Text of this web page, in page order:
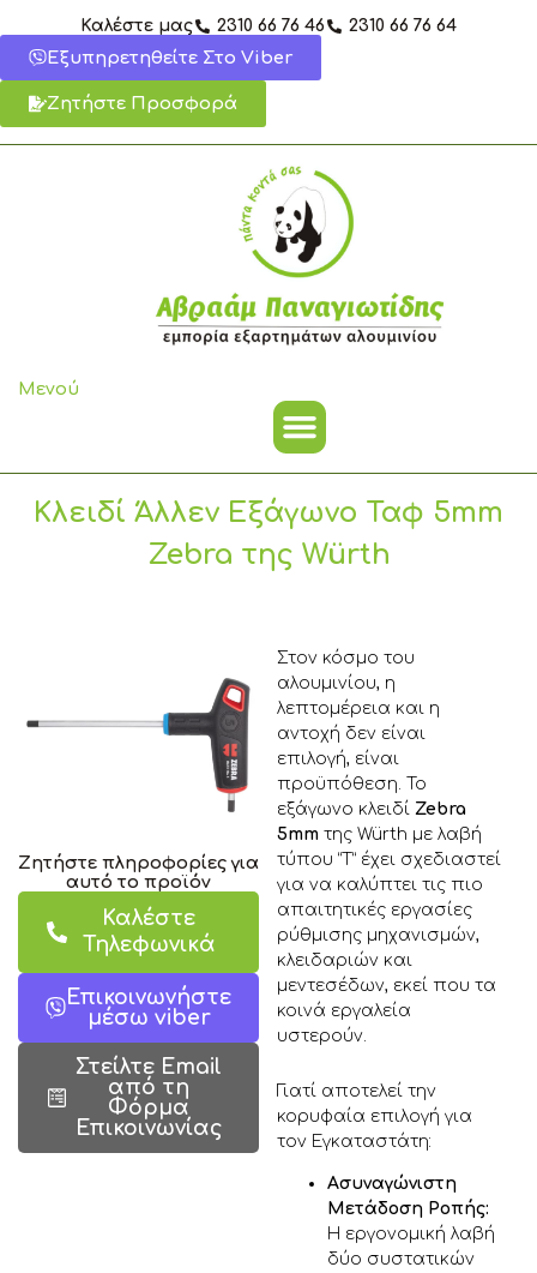
στο
περιεχόμενο
Καλέστε μας 2310 66 76 46 2310 66 76 64
Εξυπηρετηθείτε Στο Viber
Ζητήστε Προσφορά
Μενού
Κλειδί Άλλεν Εξάγωνο Ταφ 5mm
Zebra της Würth
Ζητήστε πληροφορίες για
αυτό το προϊόν
Καλέστε
Τηλεφωνικά
Επικοινωνήστε
μέσω viber
Στείλτε Email
από τη
Φόρμα
Επικοινωνίας
Στον κόσμο του
αλουμινίου, η
λεπτομέρεια και η
αντοχή δεν είναι
επιλογή, είναι
προϋπόθεση. Το
εξάγωνο κλειδίZebra
5mm της Würth με λαβή
τύπου “T” έχει σχεδιαστεί
για να καλύπτει τις πιο
απαιτητικές εργασίες
ρύθμισης μηχανισμών,
κλειδαριών και
μεντεσέδων, εκεί που τα
κοινά εργαλεία
υστερούν.
Γιατί αποτελεί την
κορυφαία επιλογή για
τον Εγκαταστάτη:
Ασυναγώνιστη
Μετάδοση Ροπής:
Η εργονομική λαβή
δύο συστατικών